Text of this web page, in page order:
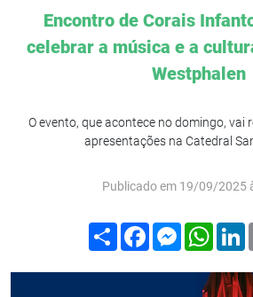
Encontro de Corais
celebrar a música e a
Westphalen
O evento, que acontece no domingo, vai
apresentações na Catedral
Publicado em 19/09/2025
Compartilhar
FacebookMessenger